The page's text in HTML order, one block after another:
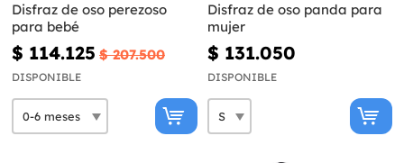
Disfraz de oso perezoso
para bebé
$ 114.125 $ 207.500
DISPONIBLE
Disfraz de oso panda para
mujer
$ 131.050
DISPONIBLE